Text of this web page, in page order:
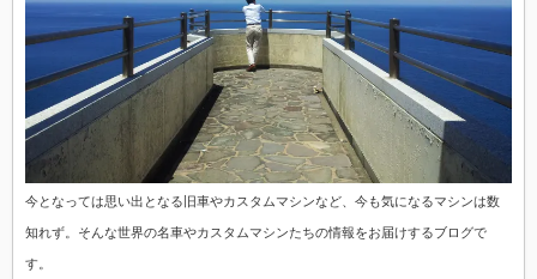
今となっては思い出となる旧車やカスタムマシンなど、今も気になるマシンは数
知れず。そんな世界の名車やカスタムマシンたちの情報をお届けするブログで
す。